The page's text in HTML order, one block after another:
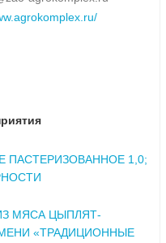
ПАСТЕРИЗОВАННОЕ 1,0;
МЯСА ЦЫПЛЯТ-
«ТРАДИЦИОННЫЕ